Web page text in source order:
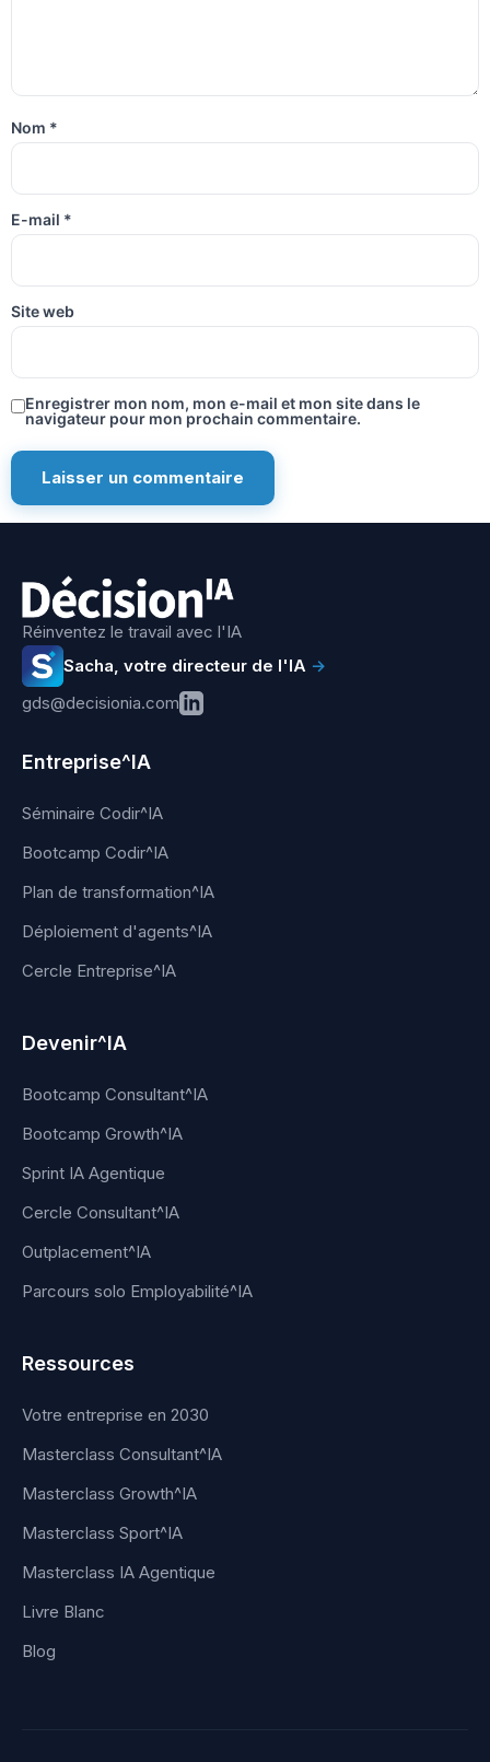
Nom *
E-mail *
Site web
Enregistrer mon nom, mon e-mail et mon site dans le
navigateur pour mon prochain commentaire.
Réinventez le travail avec l'IA
Sacha, votre directeur de l'IA →
gds@decisionia.com
Entreprise^IA
Séminaire Codir^IA
Bootcamp Codir^IA
Plan de transformation^IA
Déploiement d'agents^IA
Cercle Entreprise^IA
Devenir^IA
Bootcamp Consultant^IA
Bootcamp Growth^IA
Sprint IA Agentique
Cercle Consultant^IA
Outplacement^IA
Parcours solo Employabilité^IA
Ressources
Votre entreprise en 2030
Masterclass Consultant^IA
Masterclass Growth^IA
Masterclass Sport^IA
Masterclass IA Agentique
Livre Blanc
Blog